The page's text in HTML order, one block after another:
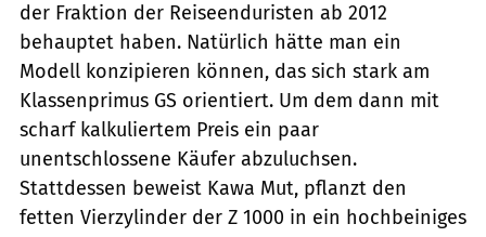
der Fraktion der Reiseenduristen ab 2012
behauptet haben. Natürlich hätte man ein
Modell konzipieren können, das sich stark am
Klassenprimus GS orientiert. Um dem dann mit
scharf kalkuliertem Preis ein paar
unentschlossene Käufer abzuluchsen.
Stattdessen beweist Kawa Mut, pflanzt den
fetten Vierzylinder der Z 1000 in ein hochbeiniges